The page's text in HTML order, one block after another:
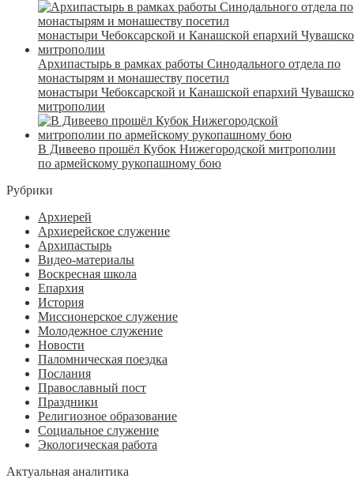
Архипастырь в рамках работы Синодального отдела по
монастырям и монашеству посетил
монастыри Чебоксарской и Канашской епархий
митрополии
В Дивеево прошёл Кубок Нижегородской митрополии
по армейскому рукопашному бою
Рубрики
Архиерей
Архиерейское служение
Архипастырь
Видео-материалы
Воскресная школа
Епархия
История
Миссионерское служение
Молодежное служение
Новости
Паломническая поездка
Послания
Православный пост
Праздники
Религиозное образование
Социальное служение
Экологическая работа
Актуальная аналитика